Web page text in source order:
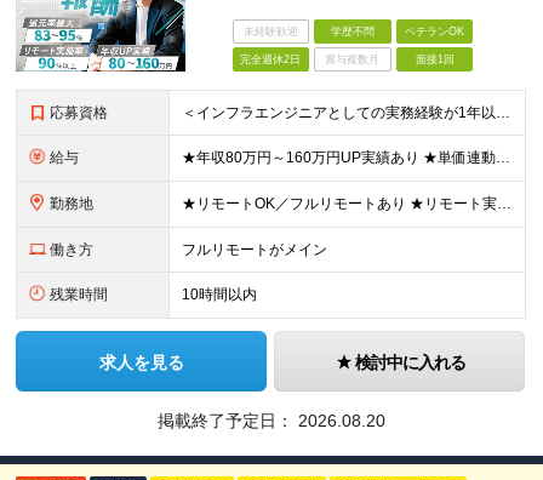
未経験歓迎 学歴不問 ベテランOK
完全週休2日 賞与複数月 面接1回
応募資格 ＜インフラエンジニアとしての実務経験が1年以上ある方を募集！＞ ◆何らかの実務経験1年以上をお持ちの方 ◆既卒・ブランクもOK ◆学歴不問 ◆転職回数は一切問いません ◆オンプレ・クラウドの経験は不問
給与 ★年収80万円～160万円UP実績あり ★単価連動型×高還元率で年収UP ▼月給40万円～125万円＋各種手当 ┗想定年収：400万円～1500万円 ※固定残業代（30時間分／7万6000円～）を含
勤務地 ★リモートOK／フルリモートあり ★リモート実施率90%以上 ★一都三県のプロジェクト先 ★転居を伴う転勤なし ＜理想の働き方を実現できます！＞ ・フルリモート ・リモートと出社のハイブリッド ・フ
働き方 フルリモートがメイン
残業時間 10時間以内
求人を見る 検討中に入れる
掲載終了予定日： 2026.08.20